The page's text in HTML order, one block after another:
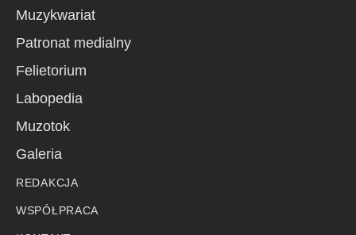
Muzykwariat
Patronat medialny
Felietorium
Labopedia
Muzotok
Galeria
REDAKCJA
WSPÓŁPRACA